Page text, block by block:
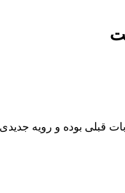
قبلی بوده و رویه